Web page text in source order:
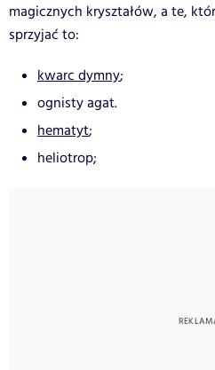
magicznych kryształów, a te,
sprzyjać to:
kwarc dymny;
ognisty agat.
hematyt;
heliotrop;